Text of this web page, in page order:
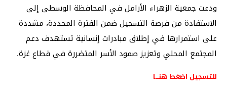
ودعت جمعية الزهراء الأرامل في المحافظة الوسطى إلى
الاستفادة من فرصة التسجيل ضمن الفترة المحددة، مشددة
على استمرارها في إطلاق مبادرات إنسانية تستهدف دعم
المجتمع المحلي وتعزيز صمود الأسر المتضررة في قطاع غزة.
للتسجيل اضغط هنـــا